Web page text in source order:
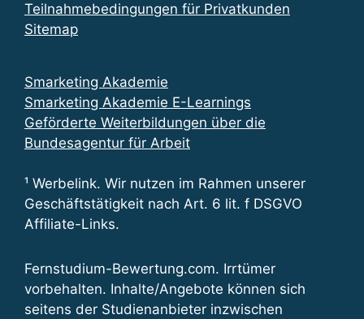
Teilnahmebedingungen für Privatkunden
Sitemap
Smarketing Akademie
Smarketing Akademie E-Learnings
Geförderte Weiterbildungen über die
Bundesagentur für Arbeit
¹ Werbelink. Wir nutzen im Rahmen unserer
Geschäftstätigkeit nach Art. 6 lit. f DSGVO
Affiliate-Links.
Fernstudium-Bewertung.com. Irrtümer
vorbehalten. Inhalte/Angebote können sich
seitens der Studienanbieter inzwischen